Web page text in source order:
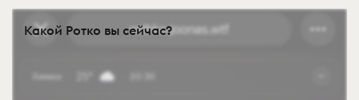
Какой Ротко вы сейчас?